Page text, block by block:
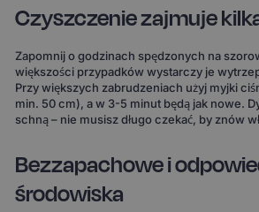
Czyszczenie zajmuje
Zapomnij o godzinach spędzonych na
większości przypadków wystarczy je
Przy większych zabrudzeniach użyj myjki
min. 50 cm), a w 3-5 minut będą jak nowe.
schną – nie musisz długo czekać, by znów
Bezzapachowe i
środowiska